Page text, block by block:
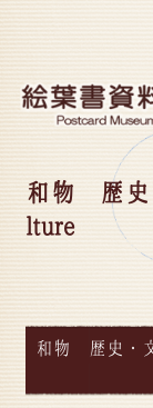
和物 歴
lture
和物 歴史・